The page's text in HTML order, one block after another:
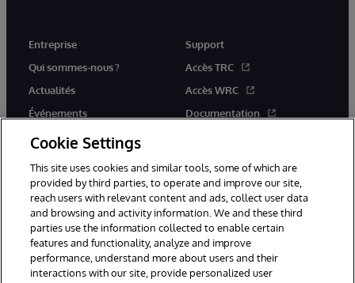
Entreprise
Qui sommes-nous ?
Actualités
Événements
Rejoignez-nous
Support
Accès TRC
Accès WRC
Documentation
© 1996-2026 InterSystems Corporation, Boston, MA. Tous droits
réservés.
Mentions légales
Cookie Settings
This site uses cookies and similar tools, some of which are
provided by third parties, to operate and improve our site,
reach users with relevant content and ads, collect user data
and browsing and activity information. We and these third
parties use the information collected to enable certain
features and functionality, analyze and improve
performance, understand more about users and their
interactions with our site, provide personalized user